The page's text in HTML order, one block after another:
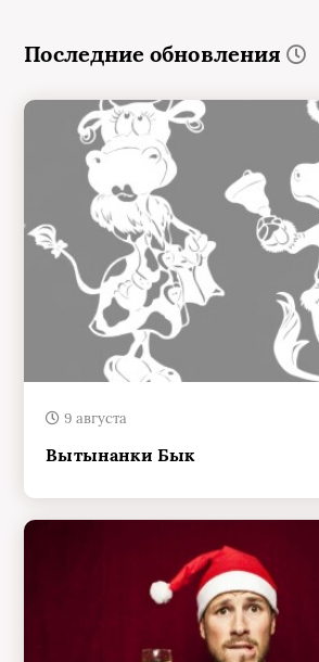
Последние обновления
9 августа
Вытынанки Бык